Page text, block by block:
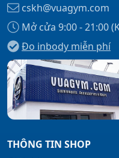
cskh@vuagym.com
Mở cửa 9:00 - 21:00
Đo inbody miễn phí
THÔNG TIN SHOP